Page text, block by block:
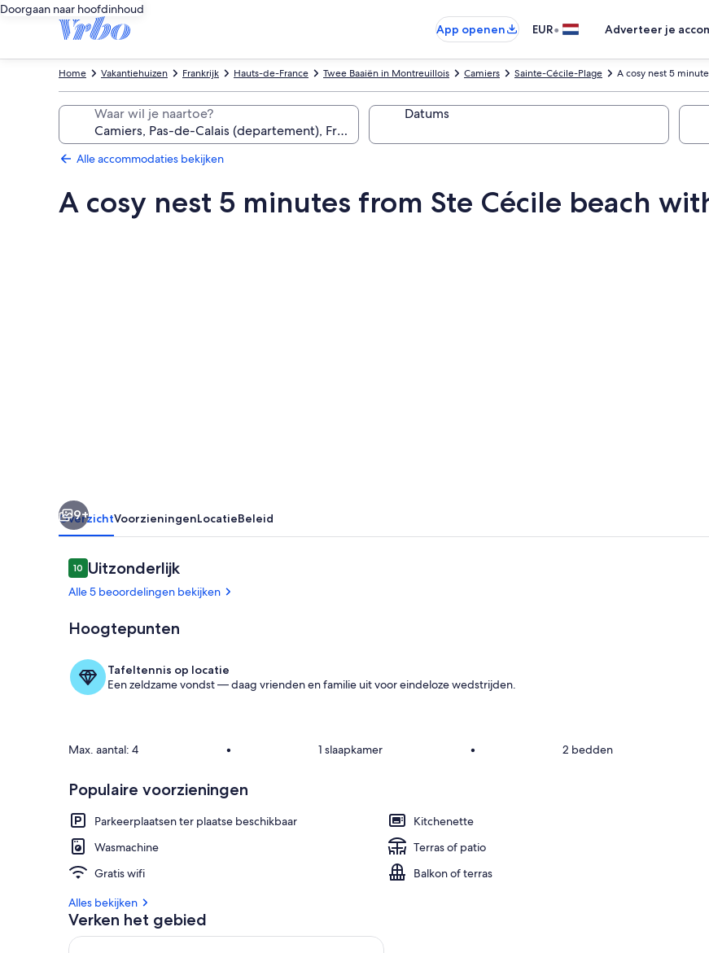
Doorgaan naar hoofdinhoud
App openen
EUR• Adverteer je
A cosy nest 5
Sainte-Cécile-Plage
Camiers
Twee Baaiën in Montreuillois
Hauts-de-France
Frankrijk
Vakantiehuizen
Home
Waar wil je naartoe? Datums
Alle accommodaties bekijken
A cosy nest 5 minutes from Ste Cécile beach
with
3-
star
terrace
9+
OverzichtVoorzieningenLocatieBeleid
Beoordelingen
1010 op 10 –
Uitzonderlijk
Alle 5 beoordelingen bekijken
Hoogtepunten
Tafeltennis op locatie
Een zeldzame vondst — daag vrienden en familie uit voor eindeloze wedstrijden.
Max. aantal: 4 • 1 slaapkamer • 2 bedden
Populaire voorzieningen
Parkeerplaatsen ter plaatse beschikbaar
Kitchenette
Wasmachine
Terras of patio
Gratis wifi
Balkon of terras
Alles bekijken
Verken het gebied